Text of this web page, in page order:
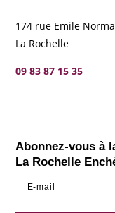
174 rue Emile
La Rochelle
09 83 87 15 35
Abonnez-vous à
La Rochelle